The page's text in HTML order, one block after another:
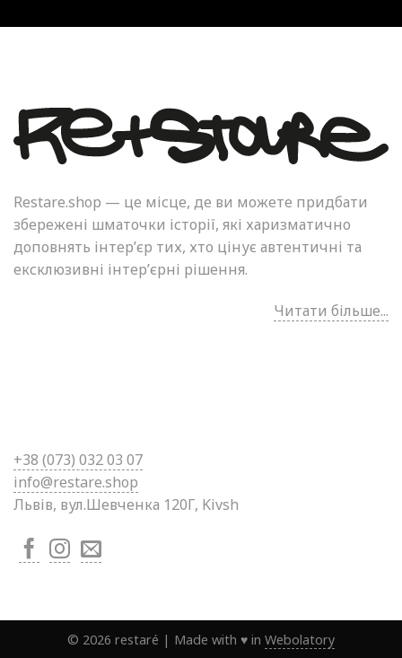
Restare.shop — це місце, де ви можете придбати
збережені шматочки історії, які харизматично
доповнять інтер’єр тих, хто цінує автентичні та
ексклюзивні інтер’єрні рішення.
Читати більше...
+38 (073) 032 03 07
info@restare.shop
Львів, вул.Шевченка 120Г, Kivsh
© 2026 restaré | Made with ♥ in Webolatory